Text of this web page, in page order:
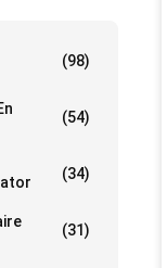
(98)
(54)
(34)
(31)